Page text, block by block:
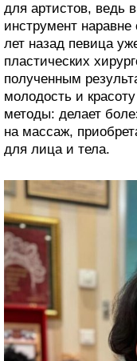
для артистов, ведь
инструмент
лет назад певица
пластических
полученным
молодость и
методы: делает
на массаж,
для лица и тела.